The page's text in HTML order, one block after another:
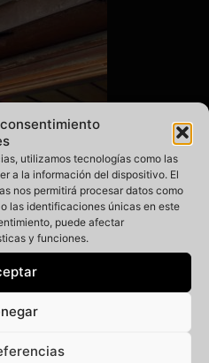
utilizamos tecnologías como las
a la información del dispositivo. El
nos permitirá procesar datos como
las identificaciones únicas en este
puede afectar
y funciones.de la